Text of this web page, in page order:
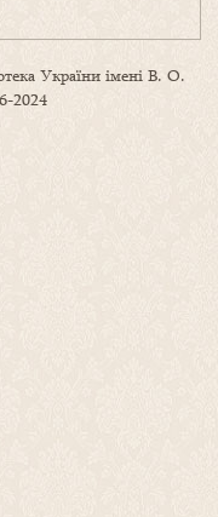
України імені В. О.
2024